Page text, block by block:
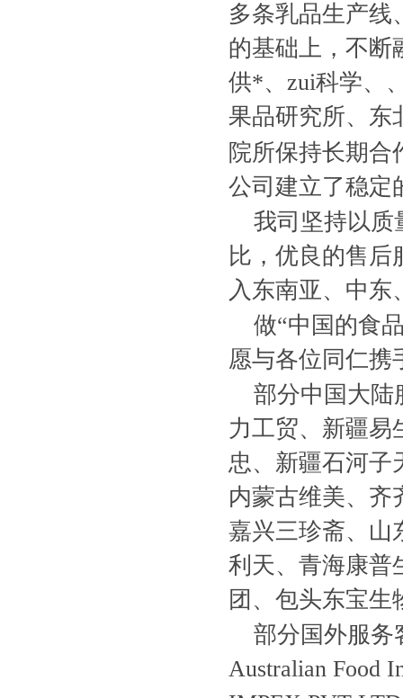
多条乳品生产线
的基础上，不断
供*、zui科学、
果品研究所、东
院所保持长期合
公司建立了稳定
我司坚持以质
比，优良的售
入东南亚、中
做“中国的食
愿与各位同仁携
部分中国大陆
力工贸、新疆易
忠、新疆石河子
内蒙古维美、齐
嘉兴三珍斋、山
利天、青海康普
团、包头东宝
部分国外服务
Australian Food